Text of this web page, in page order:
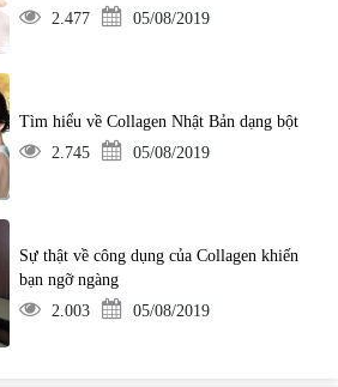
nhiên2.477 05/08/2019
Tìm hiểu về Collagen Nhật Bản dạng bột
2.745
05/08/2019
Sự thật về công dụng của Collagen khiến
bạn ngỡ ngàng
2.003
05/08/2019